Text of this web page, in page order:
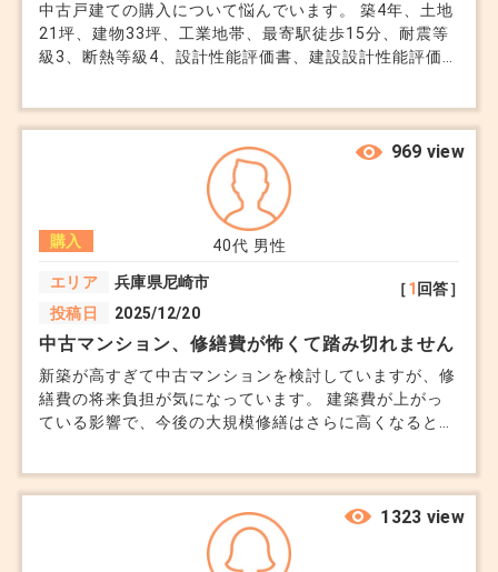
中古戸建ての購入について悩んでいます。 築4年、土地
21坪、建物33坪、工業地帯、最寄駅徒歩15分、耐震等
級3、断熱等級4、設計性能評価書、建設設計性能評価で
とこの大きさの土地だとおよそ1100万円前後と算出し
ました。 すると建物価格が2800万円前後になります
が、中古にしては高いのでしょうか？ 同じようなグレ
ードの新築注文住宅と値段が変わらないもしくは注文住
宅の方が安いこともありますでしょうか？
40代 男性
購入
エリア
兵庫県尼崎市
投稿日
2025/12/20
［1 回答］
969 view
中古マンション、修繕費が怖くて踏み切れません
新築が高すぎて中古マンションを検討していますが、修
繕費の将来負担が気になっています。 建築費が上がっ
ている影響で、今後の大規模修繕はさらに高くなると聞
か。 価格だけを見ると中古は魅力的ですが、長く住む
前提で考えたとき、本当に安心できる物件の見分け方が
1323 view